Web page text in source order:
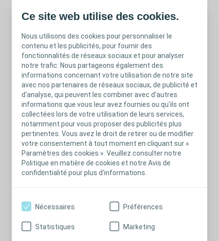
Ce site web utilise des cookies.
Nous utilisons des cookies pour personnaliser le
contenu et les publicités, pour fournir des
fonctionnalités de réseaux sociaux et pour analyser
notre trafic. Nous partageons également des
informations concernant votre utilisation de notre site
avec nos partenaires de réseaux sociaux, de publicité et
d'analyse, qui peuvent les combiner avec d'autres
informations que vous leur avez fournies ou qu'ils ont
collectées lors de votre utilisation de leurs services,
notamment pour vous proposer des publicités plus
pertinentes. Vous avez le droit de retirer ou de modifier
votre consentement à tout moment en cliquant sur «
Paramètres des cookies ». Veuillez consulter notre
Politique en matière de cookies et notre Avis de
confidentialité pour plus d'informations.
Nécessaires Préférences
Statistiques Marketing
Thème 1 | L'étude clinique QoL*Mio"
Un étude observationnelle de la Qualité de Vie de
patients nouvellement stomisés et utilisateurs des
dispositifs de la gamme SenSura® Mio Technologie
BodyFit™. *QoL : quality of life = qualité de vie
En savoir plus